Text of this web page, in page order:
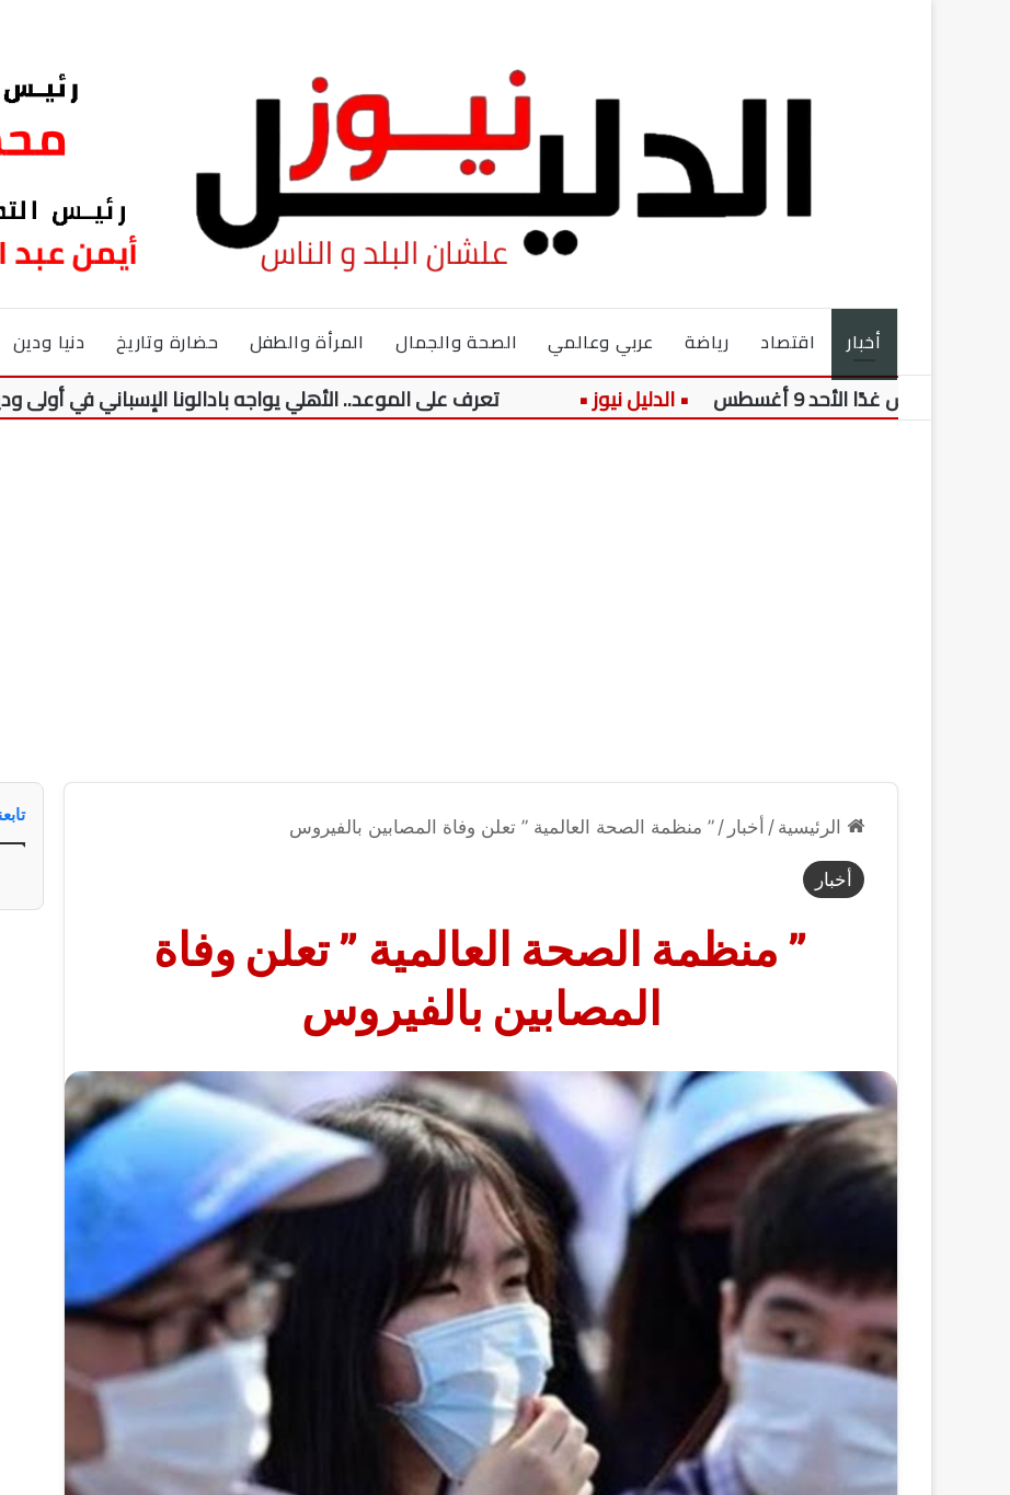
أخبار اقتصاد رياضة عربي وعالمي الصحة والجمال المرأة والطفل حضارة وتاريخ دنيا ودين
غدًا الأحد 9 أغسطس تعرف على الموعد.. الأهلي يواجه بادالونا الإسباني في أولى وديات
الرئيسية / أخبار / ” منظمة الصحة العالمية ” تعلن وفاة المصابين بالفيروس
أخبار
” منظمة الصحة العالمية ” تعلن وفاة
المصابين بالفيروس